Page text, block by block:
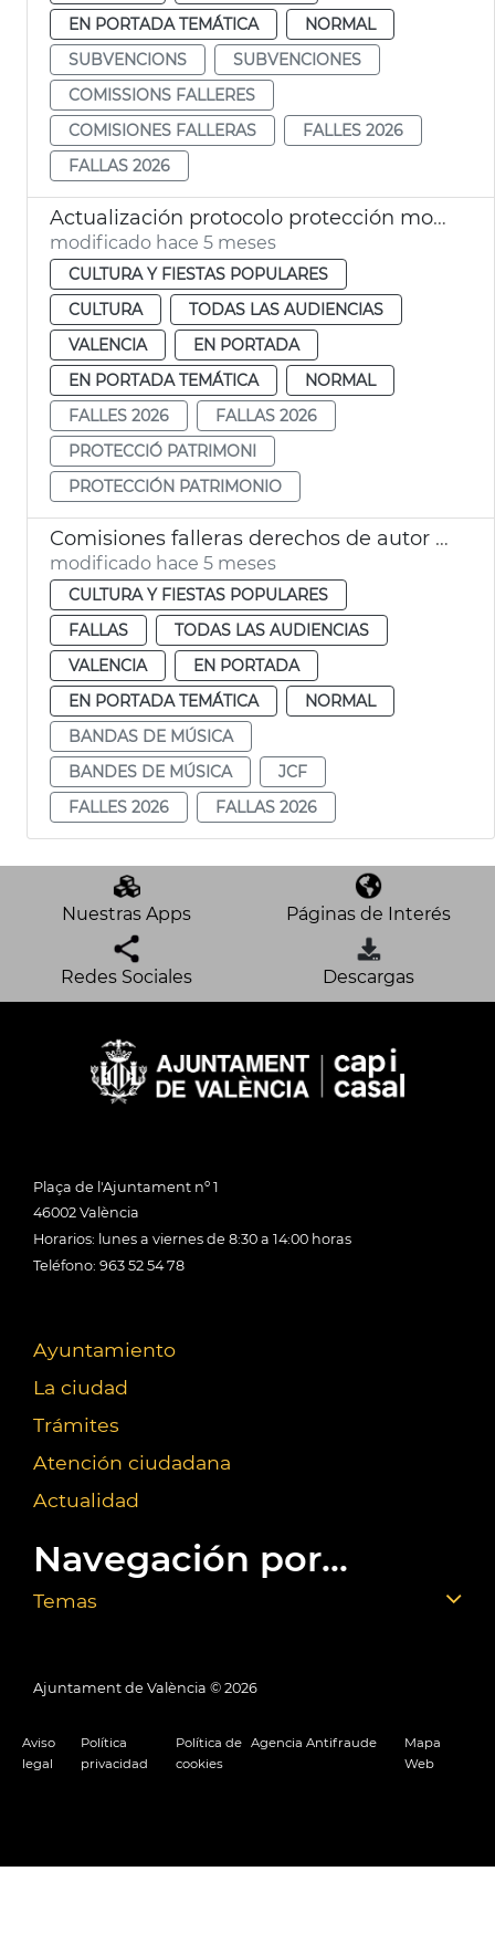
EN PORTADA TEMÁTICA
NORMAL
SUBVENCIONS
SUBVENCIONES
COMISSIONS FALLERES
COMISIONES FALLERAS
FALLES 2026
FALLAS 2026
Actualización protocolo protección monumentos Fallas València
modificado hace 5 meses
CULTURA Y FIESTAS POPULARES
CULTURA
TODAS LAS AUDIENCIAS
VALENCIA
EN PORTADA
EN PORTADA TEMÁTICA
NORMAL
FALLES 2026
FALLAS 2026
PROTECCIÓ PATRIMONI
PROTECCIÓN PATRIMONIO
Comisiones falleras derechos de autor música
modificado hace 5 meses
CULTURA Y FIESTAS POPULARES
FALLAS
TODAS LAS AUDIENCIAS
VALENCIA
EN PORTADA
EN PORTADA TEMÁTICA
NORMAL
BANDAS DE MÚSICA
BANDES DE MÚSICA
JCF
FALLES 2026
FALLAS 2026
Nuestras Apps Páginas de Interés
Redes Sociales Descargas
Plaça de l'Ajuntament nº 1
46002 València
Horarios: lunes a viernes de 8:30 a 14:00 horas
Teléfono: 963 52 54 78
Ayuntamiento
La ciudad
Trámites
Atención ciudadana
Actualidad
Navegación por...
Temas
Ajuntament de València © 2026
Aviso
legal
Política
privacidad
Política de
cookies
Agencia Antifraude
Mapa
Web